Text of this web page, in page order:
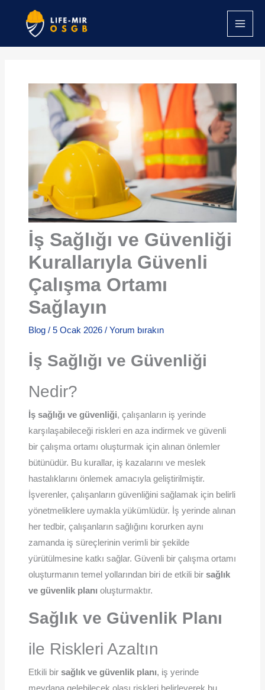
İş Sağlığı ve Güvenliği
Kurallarıyla Güvenli
Çalışma Ortamı
Sağlayın
Blog/ 5 Ocak 2026 / Yorum bırakın
İş Sağlığı ve Güvenliği
Nedir?
İş sağlığı ve güvenliği, çalışanların iş yerinde
karşılaşabileceği riskleri en aza indirmek ve güvenli
bir çalışma ortamı oluşturmak için alınan önlemler
bütünüdür. Bu kurallar, iş kazalarını ve meslek
hastalıklarını önlemek amacıyla geliştirilmiştir.
İşverenler, çalışanların güvenliğini sağlamak için belirli
yönetmeliklere uymakla yükümlüdür. İş yerinde alınan
her tedbir, çalışanların sağlığını korurken aynı
zamanda iş süreçlerinin verimli bir şekilde
yürütülmesine katkı sağlar. Güvenli bir çalışma ortamı
oluşturmanın temel yollarından biri de etkili bir sağlık
ve güvenlik planı oluşturmaktır.
Sağlık ve Güvenlik Planı
ile Riskleri Azaltın
Etkili bir sağlık ve güvenlik planı, iş yerinde